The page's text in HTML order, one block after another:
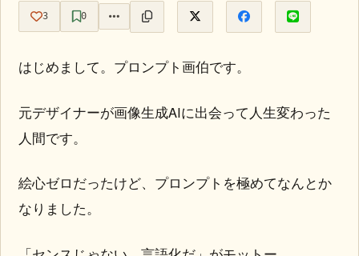
3 0
はじめまして。プロンプト画伯です。
元デザイナーが画像生成AIに出会って人生変わった
人間です。
絵心ゼロだったけど、プロンプトを極めてなんとか
なりました。